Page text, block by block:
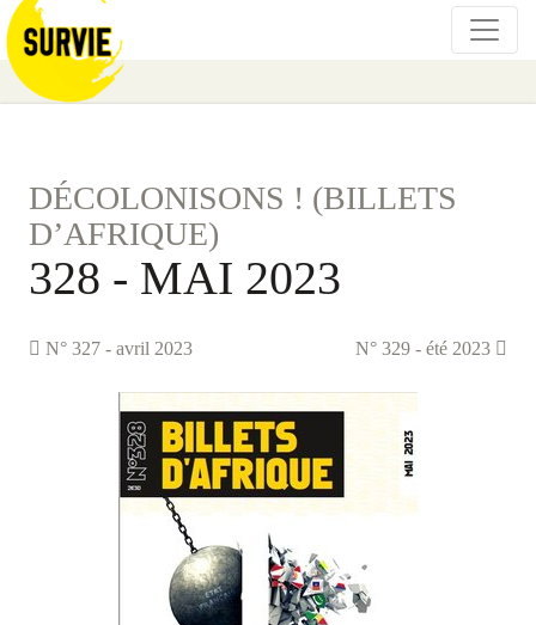
DÉCOLONISONS ! (BILLETS
D’AFRIQUE)
328 - MAI 2023
N° 327 - avril 2023 N° 329 - été 2023